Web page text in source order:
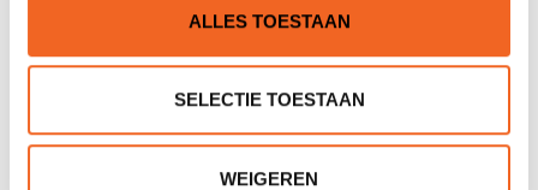
ALLES TOESTAAN
SELECTIE TOESTAAN
WEIGEREN
KAJAK SPORT DAYBOX